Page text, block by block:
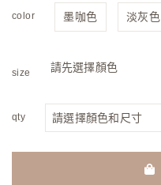
color 墨咖色 淡灰色
size 請先選擇顏色
qty